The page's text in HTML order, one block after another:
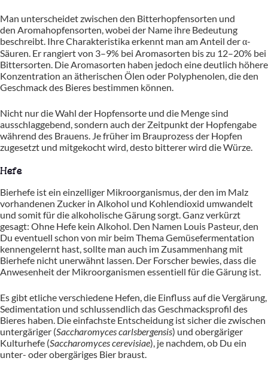
Man unterscheidet zwischen den Bitterhopfensorten und
den Aromahopfensorten, wobei der Name ihre Bedeutung
beschreibt. Ihre Charakteristika erkennt man am Anteil der α-
Säuren. Er rangiert von 3–9% bei Aromasorten bis zu 12–20% bei
Bittersorten. Die Aromasorten haben jedoch eine deutlich höhere
Konzentration an ätherischen Ölen oder Polyphenolen, die den
Geschmack des Bieres bestimmen können.
Nicht nur die Wahl der Hopfensorte und die Menge sind
ausschlaggebend, sondern auch der Zeitpunkt der Hopfengabe
während des Brauens. Je früher im Brauprozess der Hopfen
zugesetzt und mitgekocht wird, desto bitterer wird die Würze.
Hefe
Bierhefe ist ein einzelliger Mikroorganismus, der den im Malz
vorhandenen Zucker in Alkohol und Kohlendioxid umwandelt
und somit für die alkoholische Gärung sorgt. Ganz verkürzt
gesagt: Ohne Hefe kein Alkohol. Den Namen Louis Pasteur, den
Du eventuell schon von mir beim Thema Gemüsefermentation
kennengelernt hast, sollte man auch im Zusammenhang mit
Bierhefe nicht unerwähnt lassen. Der Forscher bewies, dass die
Anwesenheit der Mikroorganismen essentiell für die Gärung ist.
Es gibt etliche verschiedene Hefen, die Einfluss auf die Vergärung,
Sedimentation und schlussendlich das Geschmacksprofil des
Bieres haben. Die einfachste Entscheidung ist sicher die zwischen
untergäriger (Saccharomyces carlsbergensis) und obergäriger
Kultur­hefe (Saccharomyces cerevisiae), je nachdem, ob Du ein
unter- oder obergäriges Bier braust.